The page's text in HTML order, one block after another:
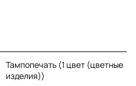
Тампопечать (1 цвет (цветные
изделия))